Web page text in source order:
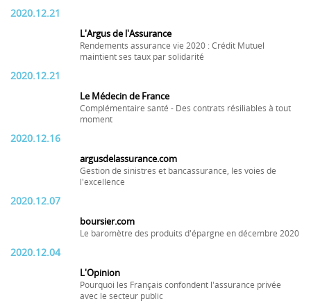
2020.12.21
L'Argus de l'Assurance
Rendements assurance vie 2020 : Crédit Mutuel
maintient ses taux par solidarité
2020.12.21
Le Médecin de France
Complémentaire santé - Des contrats résiliables à tout
moment
2020.12.16
argusdelassurance.com
Gestion de sinistres et bancassurance, les voies de
l'excellence
2020.12.07
boursier.com
Le baromètre des produits d'épargne en décembre 2020
2020.12.04
L'Opinion
Pourquoi les Français confondent l'assurance privée
avec le secteur public